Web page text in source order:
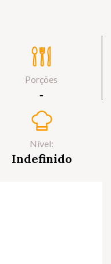
Porções
‐
Nível:
Indefinido